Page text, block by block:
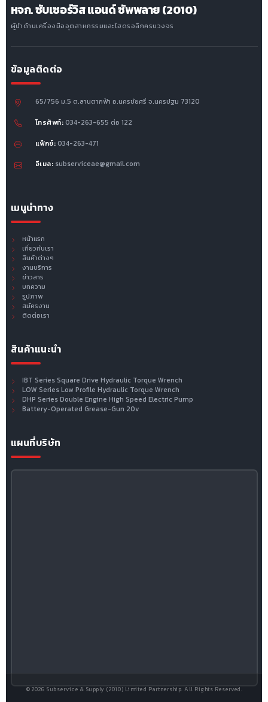
หจก. ซับเซอร์วิส แอนด์ ซัพพลาย (2010)
ผู้นำด้านเครื่องมืออุตสาหกรรมและไฮดรอลิกครบวงจร
ข้อมูลติดต่อ
65/756 ม.5 ต.ลานตากฟ้า อ.นครชัยศรี จ.นครปฐม 73120
โทรศัพท์: 034-263-655 ต่อ 122
แฟ็กซ์: 034-263-471
อีเมล: subserviceae@gmail.com
เมนูนำทาง
หน้าแรก
เกี่ยวกับเรา
สินค้าต่างๆ
งานบริการ
ข่าวสาร
บทความ
รูปภาพ
สมัครงาน
ติดต่อเรา
สินค้าแนะนำ
IBT Series Square Drive Hydraulic Torque Wrench
LOW Series Low Profile Hydraulic Torque Wrench
DHP Series Double Engine High Speed Electric Pump
Battery-Operated Grease-Gun 20v
แผนที่บริษัท
© 2026 Subservice & Supply (2010) Limited Partnership. All Rights Reserved.